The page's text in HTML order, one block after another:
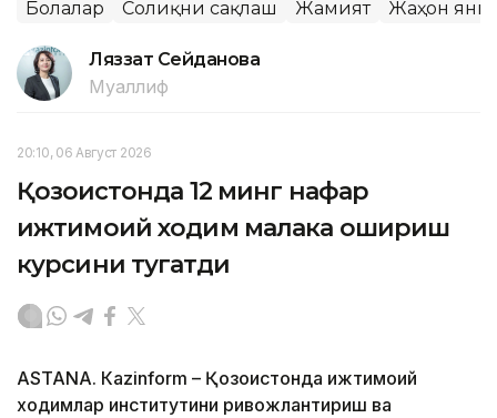
Болалар Соғлиқни сақлаш Жамият Жаҳон
Ляззат Сейданова
Муаллиф
20:10, 06 Август 2026
Қозоғистонда 12 минг нафар
ижтимоий ходим малака ошириш
курсини тугатди
ASTANА. Кazinform – Қозоғистонда ижтимоий
ходимлар институтини ривожлантириш ва